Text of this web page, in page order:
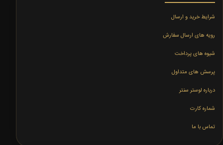
شرایط خرید و ارسال
رویه های ارسال سفارش
شیوه های پرداخت
پرسش های متداول
درباره لوستر سنتر
شماره کارت
تماس با ما